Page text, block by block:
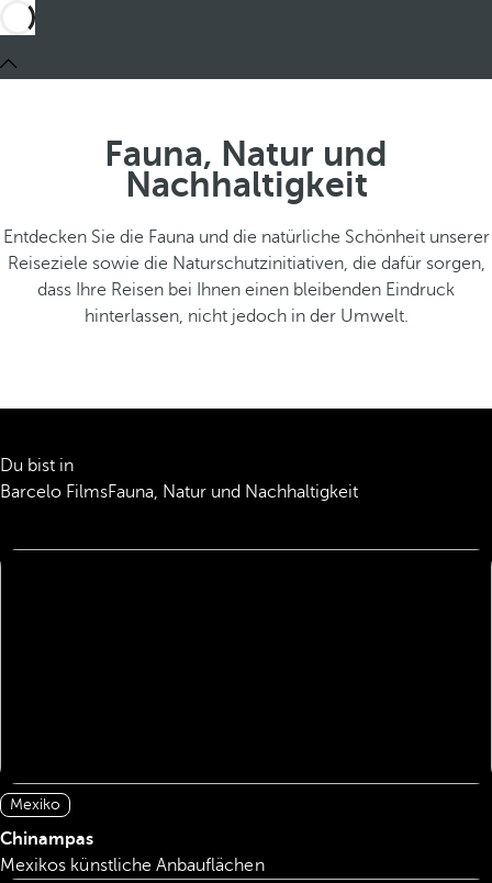
Fauna, Natur und
Nachhaltigkeit
Entdecken Sie die Fauna und die natürliche Schönheit unserer
Reiseziele sowie die Naturschutzinitiativen, die dafür sorgen,
dass Ihre Reisen bei Ihnen einen bleibenden Eindruck
hinterlassen, nicht jedoch in der Umwelt.
Du bist in
Barcelo FilmsFauna, Natur und Nachhaltigkeit
Mexiko
Chinampas
Mexikos künstliche Anbauflächen